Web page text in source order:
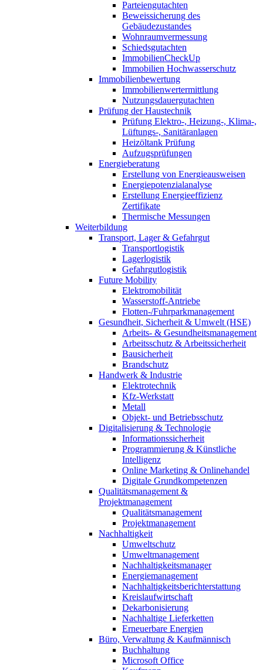
Parteiengutachten
Beweissicherung des
Gebäudezustandes
Wohnraumvermessung
Schiedsgutachten
ImmobilienCheckUp
Immobilien Hochwasserschutz
Immobilienbewertung
Immobilienwertermittlung
Nutzungsdauergutachten
Prüfung der Haustechnik
Prüfung Elektro-, Heizung-, Klima-,
Lüftungs-, Sanitäranlagen
Heizöltank Prüfung
Aufzugsprüfungen
Energieberatung
Erstellung von Energieausweisen
Energiepotenzialanalyse
Erstellung Energieeffizienz
Zertifikate
Thermische Messungen
Weiterbildung
Transport, Lager & Gefahrgut
Transportlogistik
Lagerlogistik
Gefahrgutlogistik
Future Mobility
Elektromobilität
Wasserstoff-Antriebe
Flotten-/Fuhrparkmanagement
Gesundheit, Sicherheit & Umwelt (HSE)
Arbeits- & Gesundheitsmanagement
Arbeitsschutz & Arbeitssicherheit
Bausicherheit
Brandschutz
Handwerk & Industrie
Elektrotechnik
Kfz-Werkstatt
Metall
Objekt- und Betriebsschutz
Digitalisierung & Technologie
Informationssicherheit
Programmierung & Künstliche
Intelligenz
Online Marketing & Onlinehandel
Digitale Grundkompetenzen
Qualitätsmanagement &
Projektmanagement
Qualitätsmanagement
Projektmanagement
Nachhaltigkeit
Umweltschutz
Umweltmanagement
Nachhaltigkeitsmanager
Energiemanagement
Nachhaltigkeitsberichterstattung
Kreislaufwirtschaft
Dekarbonisierung
Nachhaltige Lieferketten
Erneuerbare Energien
Büro, Verwaltung & Kaufmännisch
Buchhaltung
Microsoft Office